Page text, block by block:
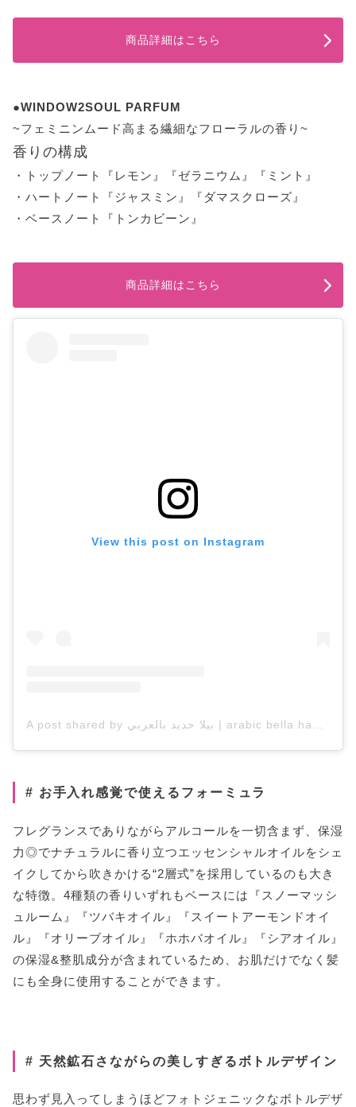
商品詳細はこちら
●WINDOW2SOUL PARFUM
~フェミニンムード高まる繊細なフローラルの香り~
香りの構成
・トップノート『レモン』『ゼラニウム』『ミント』
・ハートノート『ジャスミン』『ダマスクローズ』
・ベースノート『トンカビーン』
商品詳細はこちら
View this post on Instagram
A post shared by بيلا حديد بالعربي | arabic bella hadid (@arabic.bellahadid)
# お手入れ感覚で使えるフォーミュラ
フレグランスでありながらアルコールを一切含まず、保湿
力◎でナチュラルに香り立つエッセンシャルオイルをシェ
イクしてから吹きかける“2層式”を採用しているのも大き
な特徴。4種類の香りいずれもベースには『スノーマッシ
ュルーム』『ツバキオイル』『スイートアーモンドオイ
ル』『オリーブオイル』『ホホバオイル』『シアオイル』
の保湿&整肌成分が含まれているため、お肌だけでなく髪
にも全身に使用することができます。
# 天然鉱石さながらの美しすぎるボトルデザイン
思わず見入ってしまうほどフォトジェニックなボトルデザ